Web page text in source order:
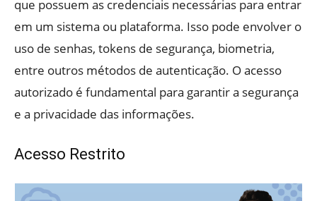
que possuem as credenciais necessárias para entrar
em um sistema ou plataforma. Isso pode envolver o
uso de senhas, tokens de segurança, biometria,
entre outros métodos de autenticação. O acesso
autorizado é fundamental para garantir a segurança
e a privacidade das informações.
Acesso Restrito